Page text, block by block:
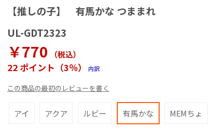
【推しの子】 有馬かな つままれ
UL-GDT2323
￥770 （税込）
22 ポイント（3％） 内訳
この商品の最初のレビューを書く
アイ アクア ルビー 有馬かな MEMちょ
メ
ー
ギ
ャ
ラ
リ
ー
最
に